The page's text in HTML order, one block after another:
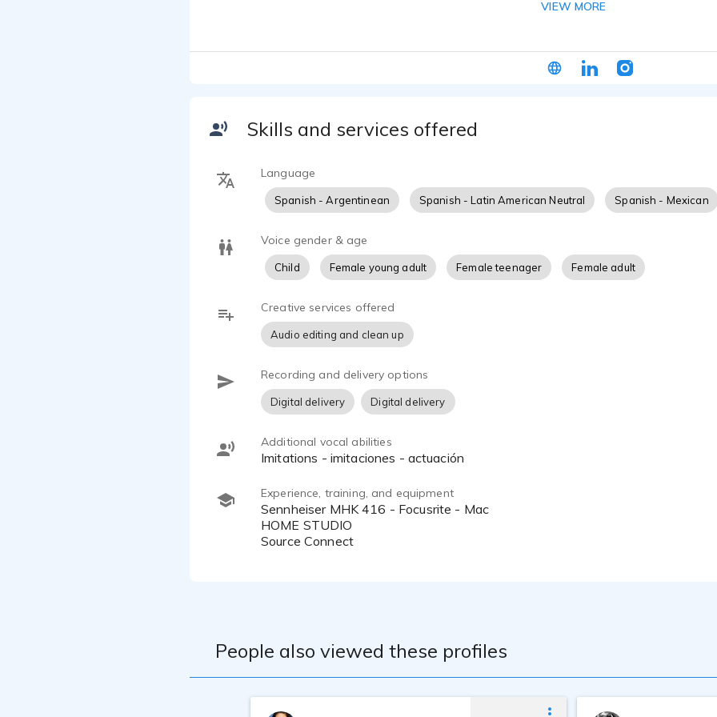
confiaron en mi: Mastercard, Coca-Cola, Garnier, Bridgestone, Natura,
Mi tono cálido, super natural, conversacional, dulce, claro y mi manera
VIEW MORE
Skills and services offered
Language
Spanish - Argentinean Spanish - Latin American Neutral Spanish - Mexican
Voice gender & age
Child Female young adult Female teenager Female adult
Creative services offered
Audio editing and clean up
Recording and delivery options
Digital delivery Digital delivery
Additional vocal abilities
Imitations - imitaciones - actuación
Experience, training, and equipment
Sennheiser MHK 416 - Focusrite - Mac
HOME STUDIO
Source Connect
People also viewed these profiles